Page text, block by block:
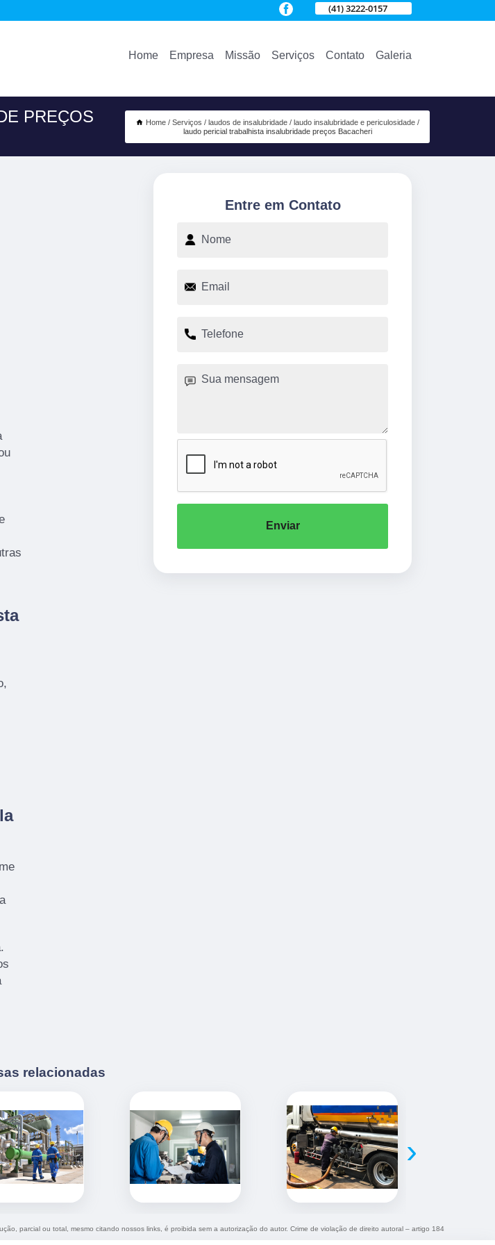
(41) 3222-0157
Home Empresa Missão Serviços Contato Galeria
PREÇOS
Home Serviços laudos de insalubridade
laudo insalubridade e periculosidade
laudo pericial trabalhista insalubridade preços Bacacheri
Entre em Contato
Enviar
relacionadas
›
parcial ou total, mesmo citando nossos links, é proibida sem a autorização do autor. Crime de violação de direito autoral – artigo 184